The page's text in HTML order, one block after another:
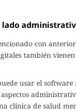
lado
con
también
usar el
clínica de salud